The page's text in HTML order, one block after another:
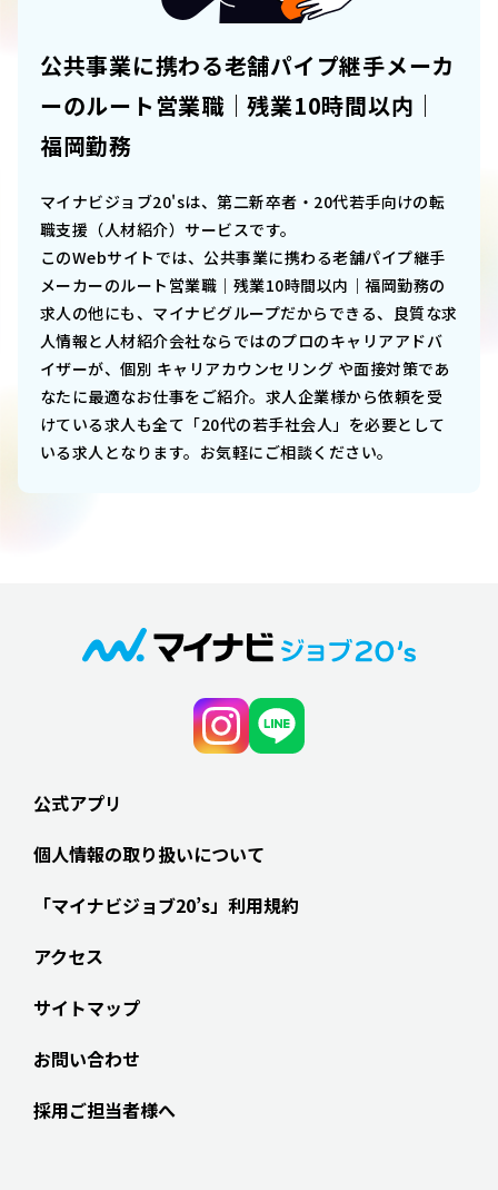
公共事業に携わる老舗パイプ継手メーカ
ーのルート営業職｜残業10時間以内｜
福岡勤務
マイナビジョブ20'sは、第二新卒者・20代若手向けの転
職支援（人材紹介）サービスです。
このWebサイトでは、公共事業に携わる老舗パイプ継手
メーカーのルート営業職｜残業10時間以内｜福岡勤務の
求人の他にも、マイナビグループだからできる、良質な求
人情報と人材紹介会社ならではのプロのキャリアアドバ
イザーが、個別 キャリアカウンセリング や面接対策であ
なたに最適なお仕事をご紹介。求人企業様から依頼を受
けている求人も全て「20代の若手社会人」を必要として
いる求人となります。お気軽にご相談ください。
公式アプリ
個人情報の取り扱いについて
「マイナビジョブ20’s」利用規約
アクセス
サイトマップ
お問い合わせ
採用ご担当者様へ